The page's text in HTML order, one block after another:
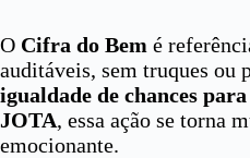
O Cifra do Bem é
auditáveis, sem truques ou
igualdade de chances
JOTA, essa ação se torna
emocionante.